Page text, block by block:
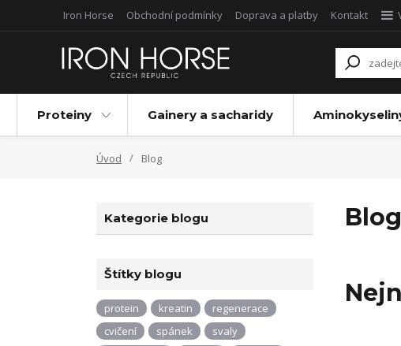
Iron Horse Obchodní podmínky Doprava a platby Kontakt
Proteiny Gainery a sacharidy
Úvod Blog
Kategorie blogu
Štítky blogu
protein kreatin
regenerace
cvičení
spánek
svaly
Blog